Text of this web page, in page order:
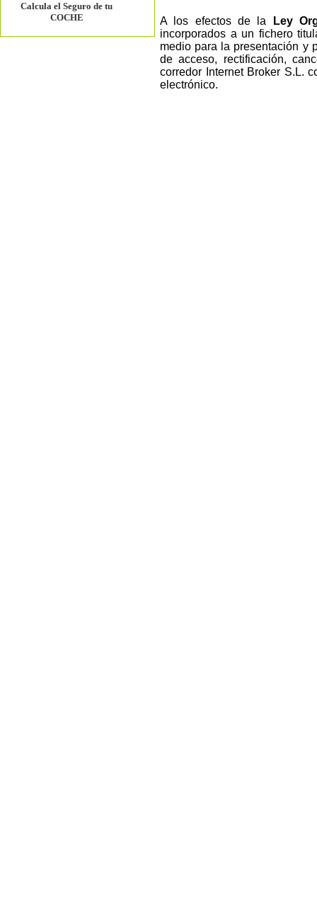
Calcula el Seguro de tu
COCHE
A los efectos de la
Ley
incorporados a un fichero
medio para la presentación y
de acceso, rectificación,
corredor Internet Broker S.L.
electrónico.